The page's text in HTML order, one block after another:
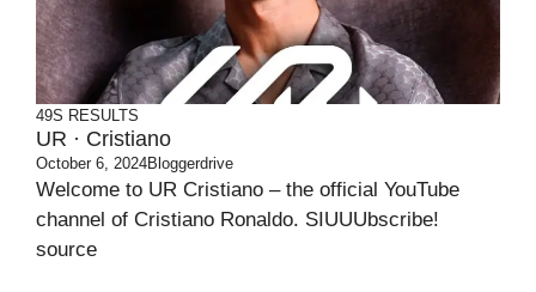
49S RESULTS
UR · Cristiano
October 6, 2024Bloggerdrive
Welcome to UR Cristiano – the official YouTube
channel of Cristiano Ronaldo. SIUUUbscribe!
source